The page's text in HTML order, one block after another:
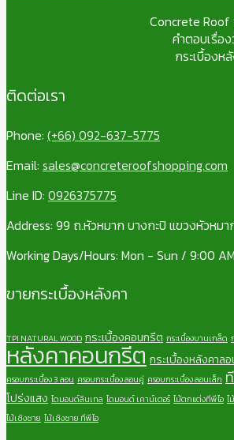
Concrete Roof
คำตอบเรื่อ
กระเบื้องหลั
ติดต่อเรา
Phone: (+66) 092-637-5775
Email: sales@concreteroofshopping.com
Line ID: 0926375775
Address: 99 ถ.หัวหมาก บางกะปิ แขวงหัวหม
Working Days/Hours: Mon - Sun / 9:00
ขายกระเบื้องหลังคา
TPI NATURAL WOOD กระเบื้องคอนกรีต กระเบื้องบานเกล็ด
หลังคาคอนกรีต กระเบื้องหลังคาล
ครอบกระเบื้อง 3 ลอน ครอบกระเบื้อง ลอนคู่ ครอบกระเบื้อง ลอนเล็ก
โปร่งแสง ไดมอนด์ลินเทล ไดมอนด์ เคาน์เตอร์ ไม้ตกแต่งทีพีไอ ไ
ไม้เชิงชาย ไม้เชิงชาย ทีพีไอ